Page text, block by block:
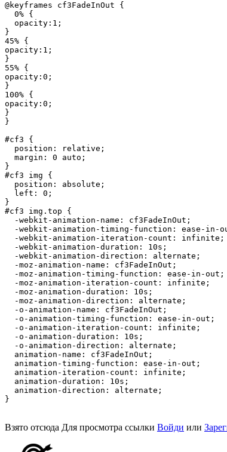
@keyframes cf3FadeInOut {
  0% {
  opacity:1;
}
45% {
opacity:1;
}
55% {
opacity:0;
}
100% {
opacity:0;
}
}
#cf3 {
  position: relative;
  margin: 0 auto;
}
#cf3 img {
  position: absolute;
  left: 0;
}
#cf3 img.top {
  -webkit-animation-name: cf3FadeInOut;
-webkit-animation-timing-function: ease-in-
  -webkit-animation-iteration-count: infinite;
  -webkit-animation-duration: 10s;
  -webkit-animation-direction: alternate;
  -moz-animation-name: cf3FadeInOut;
  -moz-animation-timing-function: ease-in-out;
  -moz-animation-iteration-count: infinite;
  -moz-animation-duration: 10s;
  -moz-animation-direction: alternate;
  -o-animation-name: cf3FadeInOut;
  -o-animation-timing-function: ease-in-out;
  -o-animation-iteration-count: infinite;
  -o-animation-duration: 10s;
  -o-animation-direction: alternate;
  animation-name: cf3FadeInOut;
  animation-timing-function: ease-in-out;
  animation-iteration-count: infinite;
  animation-duration: 10s;
  animation-direction: alternate;
}
Взято отсюда Для просмотра ссылки Войди или